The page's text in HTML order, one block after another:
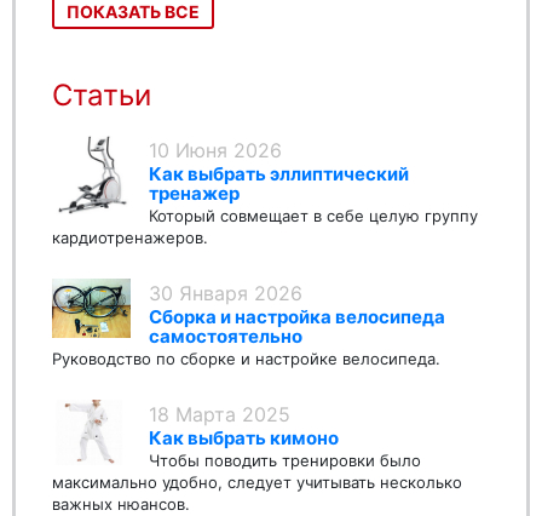
ПОКАЗАТЬ ВСЕ
Статьи
10 Июня 2026
Как выбрать эллиптический
тренажер
Который совмещает в себе целую группу
кардиотренажеров.
30 Января 2026
Сборка и настройка велосипеда
самостоятельно
Руководство по сборке и настройке велосипеда.
18 Марта 2025
Как выбрать кимоно
Чтобы поводить тренировки было
максимально удобно, следует учитывать несколько
важных нюансов.